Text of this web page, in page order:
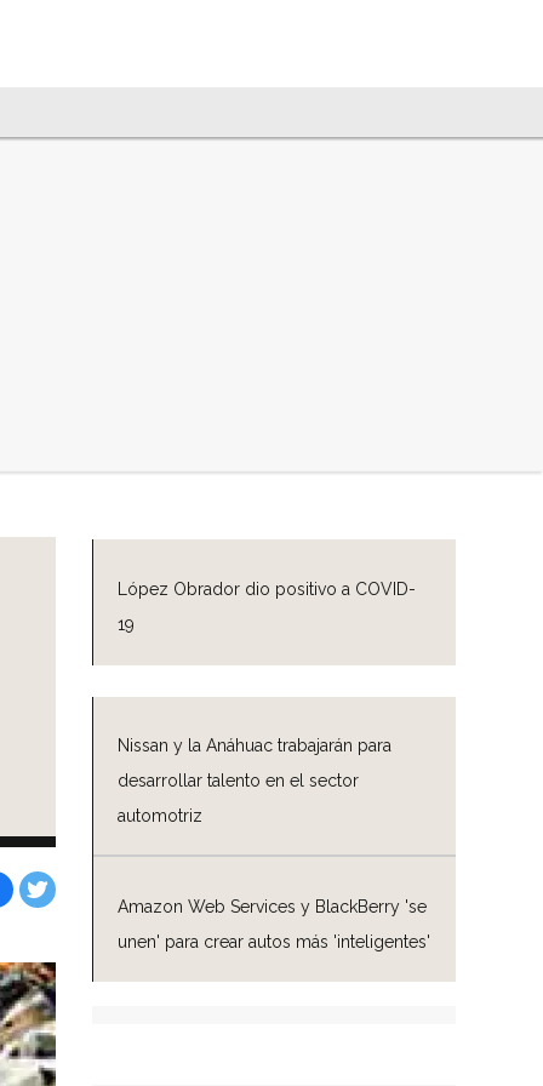
López Obrador dio positivo a COVID-
19
Nissan y la Anáhuac trabajarán para
desarrollar talento en el sector
automotriz
Amazon Web Services y BlackBerry 'se
unen' para crear autos más 'inteligentes'